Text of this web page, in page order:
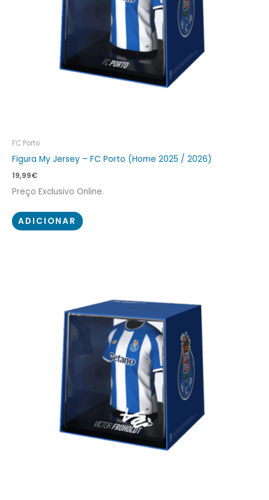
FC Porto
Figura My Jersey – FC Porto (Home 2025 / 2026)
19,99€
Preço Exclusivo Online.
ADICIONAR